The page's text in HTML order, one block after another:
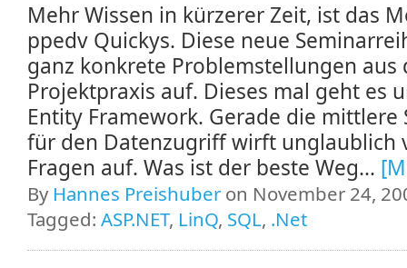
Mehr Wissen in kürzerer Zeit, ist das
ppedv Quickys. Diese neue
ganz konkrete Problemstellungen aus
Projektpraxis auf. Dieses mal geht es
Entity Framework. Gerade die mittlere
für den Datenzugriff wirft unglaublich
Fragen auf. Was ist der beste Weg...
By Hannes Preishuber on November 24,
Tagged: ASP.NET, LinQ, SQL, .Net